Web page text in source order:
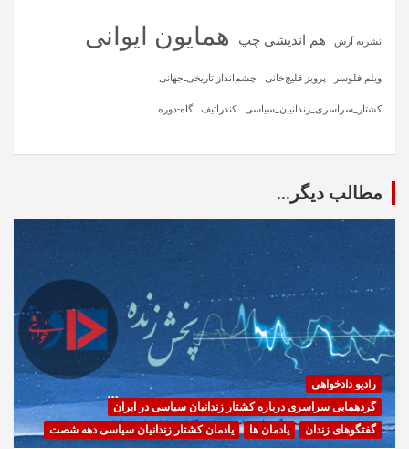
نشریه آرش هم اندیشی چپ همایون ایوانی
ویلم فلوسر پرویز قلیچ‌خانی چشم‌انداز تاریخی‌ـ‌جهانی
کشتار_سراسری_زندانیان_سیاسی کندراتیف گاه-دوره
مطالب دیگر...
رادیو دادخواهی
گردهمایی سراسری درباره کشتار زندانیان سیاسی در ایران
گفتگوهای زندان
یادمان ها یادمان کشتار زندانیان سیاسی دهه شصت